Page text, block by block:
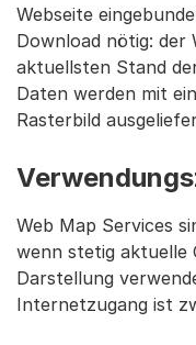
Webseite
Download nötig: der
aktuellsten Stand
Daten werden mit
Rasterbild
Web Map Services
wenn stetig aktuelle
Darstellung
Internetzugang ist